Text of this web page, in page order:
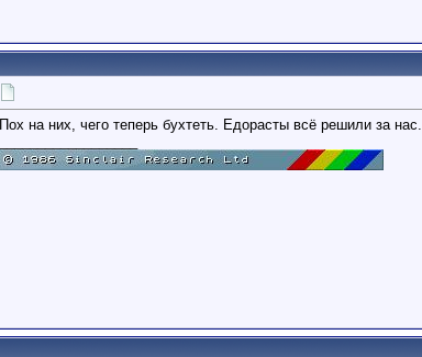
Пох на них, чего теперь бухтеть. Едорасты всё решили за нас.